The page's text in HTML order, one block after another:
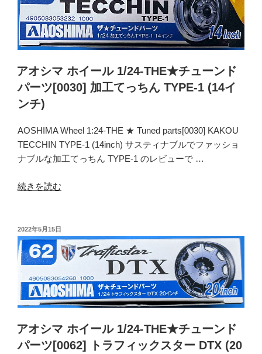
ー
ル
1/24-
THE★
チ
ュ
ー
ン
パ
ー
ツ
エ
イ
デ
ィ
ッ
シ
ュ
イ
ン
アオシマ ホイール 1/24-THE★チューンド
パーツ[0030] 加工てっちん TYPE-1 (14イ
ンチ)
AOSHIMA Wheel 1:24-THE ★ Tuned parts[0030] KAKOU
TECCHIN TYPE-1 (14inch) サスティナブルでファッショ
ナブルな加工てっちん TYPE-1 のレビューで …
“ア
マ
ホ
イ
ー
ル
1/24-
チ
ュ
続きを読む
投
稿
日:
2022年5月15日
アオシマ ホイール 1/24-THE★チューンド
パーツ[0062] トラフィックスター DTX (20